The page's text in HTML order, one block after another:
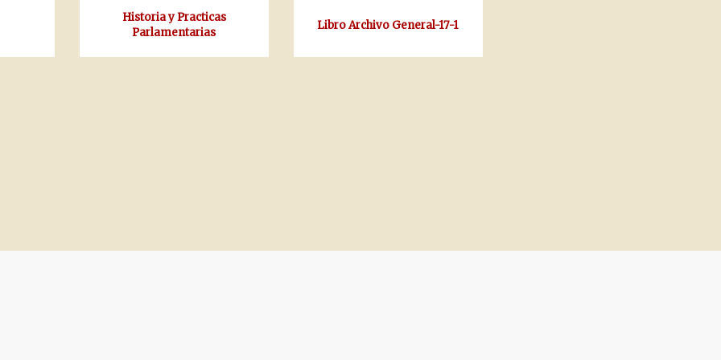
Historia y Practicas
Parlamentarias
Libro Archivo General-17-1